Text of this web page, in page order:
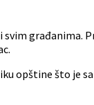
građanima.
opštine što je